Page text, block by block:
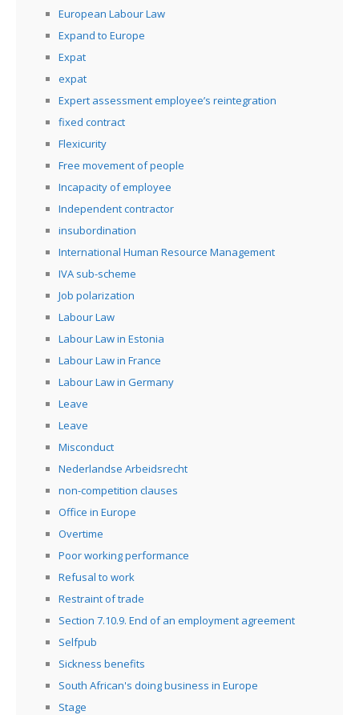
European Labour Law
Expand to Europe
Expat
expat
Expert assessment employee’s reintegration
fixed contract
Flexicurity
Free movement of people
Incapacity of employee
Independent contractor
insubordination
International Human Resource Management
IVA sub-scheme
Job polarization
Labour Law
Labour Law in Estonia
Labour Law in France
Labour Law in Germany
Leave
Leave
Misconduct
Nederlandse Arbeidsrecht
non-competition clauses
Office in Europe
Overtime
Poor working performance
Refusal to work
Restraint of trade
Section 7.10.9. End of an employment agreement
Selfpub
Sickness benefits
South African's doing business in Europe
Stage